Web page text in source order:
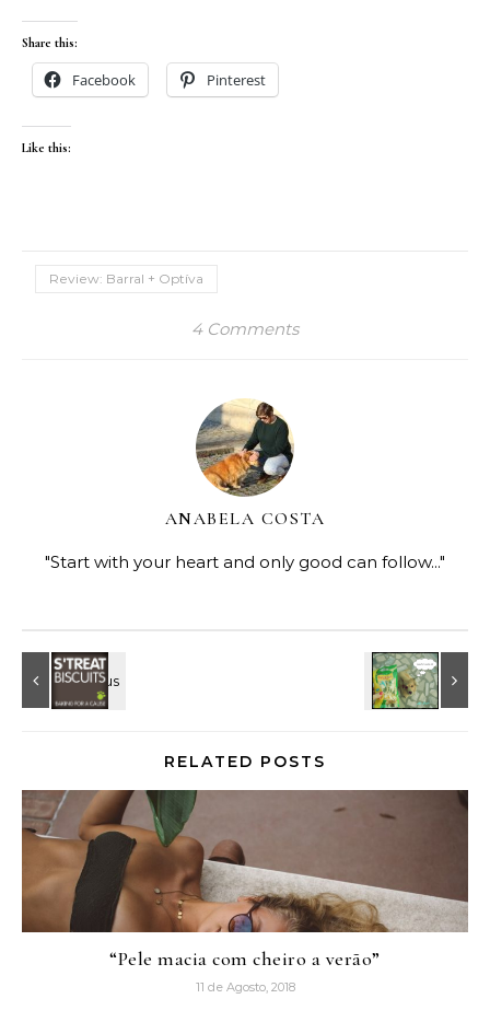
Share this:
Facebook Pinterest
Like this:
Review: Barral + Optíva
4 Comments
ANABELA COSTA
"Start with your heart and only good can follow..."
RELATED POSTS
“Pele macia com cheiro a verão”
11 de Agosto, 2018